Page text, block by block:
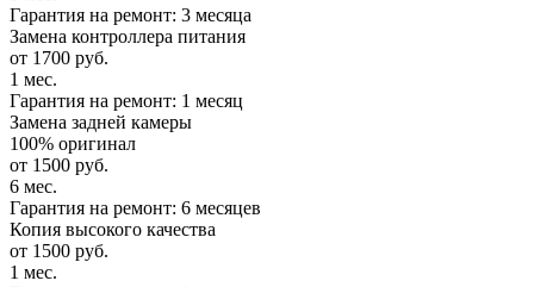
Гарантия на ремонт: 3 месяца
Замена контроллера питания
от 1700 руб.
1 мес.
Гарантия на ремонт: 1 месяц
Замена задней камеры
100% оригинал
от 1500 руб.
6 мес.
Гарантия на ремонт: 6 месяцев
Копия высокого качества
от 1500 руб.
1 мес.